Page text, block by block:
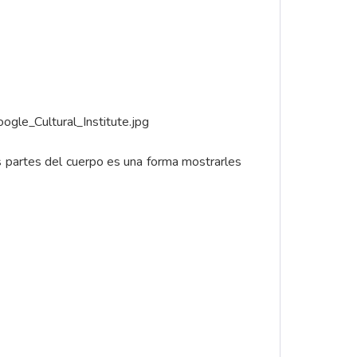
del cuerpo es una forma mostrarles